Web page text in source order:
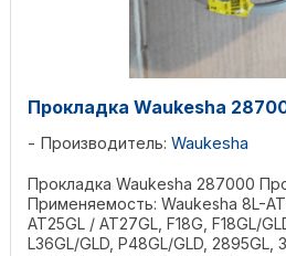
Прокладка Waukesha
Производитель: Waukesha
Прокладка Waukesha 287000
Применяемость: Waukesha 8L-
AT25GL / AT27GL, F18G, F18GL/
L36GL/GLD, P48GL/GLD, 2895GL,